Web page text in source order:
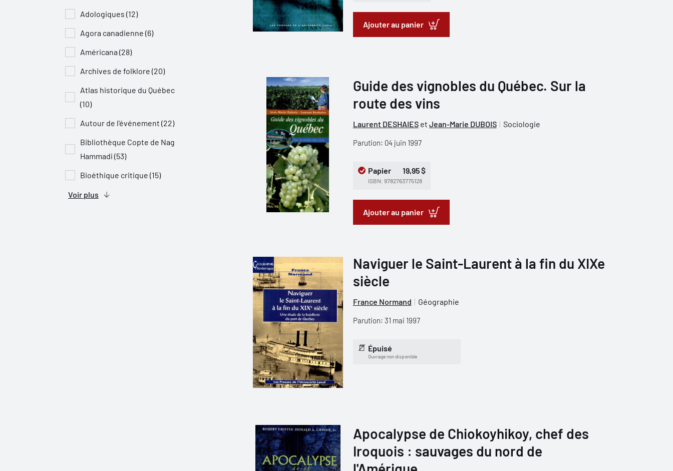
Adologiques (12)
Agora canadienne (6)
Américana (28)
Archives de folklore (20)
Atlas historique du Québec
(10)
Autour de l'événement (22)
Bibliothèque Copte de Nag
Hammadi (53)
Bioéthique critique (15)
Voir plus
Ajouter au panier
Guide des vignobles du Québec. Sur la
route des vins
Laurent DESHAIESet Jean-Marie DUBOIS Sociologie
Parution: 04 juin 1997
Papier 19,95 $
ISBN: 9782763775128
Ajouter au panier
Naviguer le Saint-Laurent à la fin du XIXe
siècle
France Normand Géographie
Parution: 31 mai 1997
Épuisé
Ouvrage non disponible
Apocalypse de Chiokoyhikoy, chef des
Iroquois : sauvages du nord de